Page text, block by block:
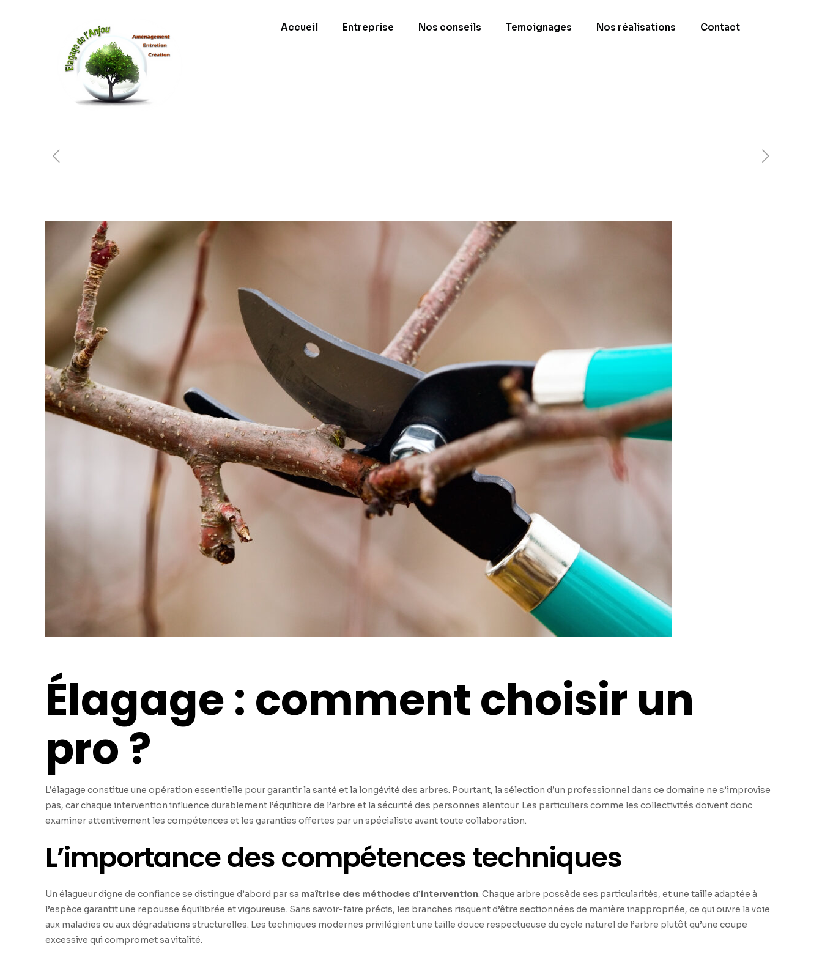
Accueil Entreprise Nos conseils Temoignages Nos réalisations Contact
Élagage : comment choisir un
pro ?
L’élagage constitue une opération essentielle pour garantir la santé et la longévité des arbres. Pourtant, la sélection d’un professionnel dans ce domaine ne s’improvise
pas, car chaque intervention influence durablement l’équilibre de l’arbre et la sécurité des personnes alentour. Les particuliers comme les collectivités doivent donc
examiner attentivement les compétences et les garanties offertes par un spécialiste avant toute collaboration.
L’importance des compétences techniques
Un élagueur digne de confiance se distingue d’abord par sa maîtrise des méthodes d’intervention. Chaque arbre possède ses particularités, et une taille adaptée à
l’espèce garantit une repousse équilibrée et vigoureuse. Sans savoir-faire précis, les branches risquent d’être sectionnées de manière inappropriée, ce qui ouvre la voie
aux maladies ou aux dégradations structurelles. Les techniques modernes privilégient une taille douce respectueuse du cycle naturel de l’arbre plutôt qu’une coupe
excessive qui compromet sa vitalité.